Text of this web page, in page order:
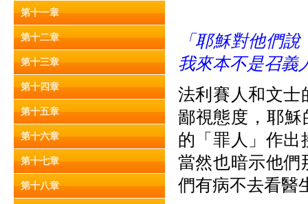
第十一章
第十二章
第十三章
第十四章
第十五章
第十六章
第十七章
第十八章
「耶穌對他們
我來本不是召義
法利賽人和文士
鄙視態度，耶
的「罪人」作出
當然也暗示他們
們有病不去看醫